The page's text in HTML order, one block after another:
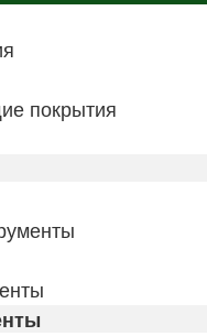
покрытия